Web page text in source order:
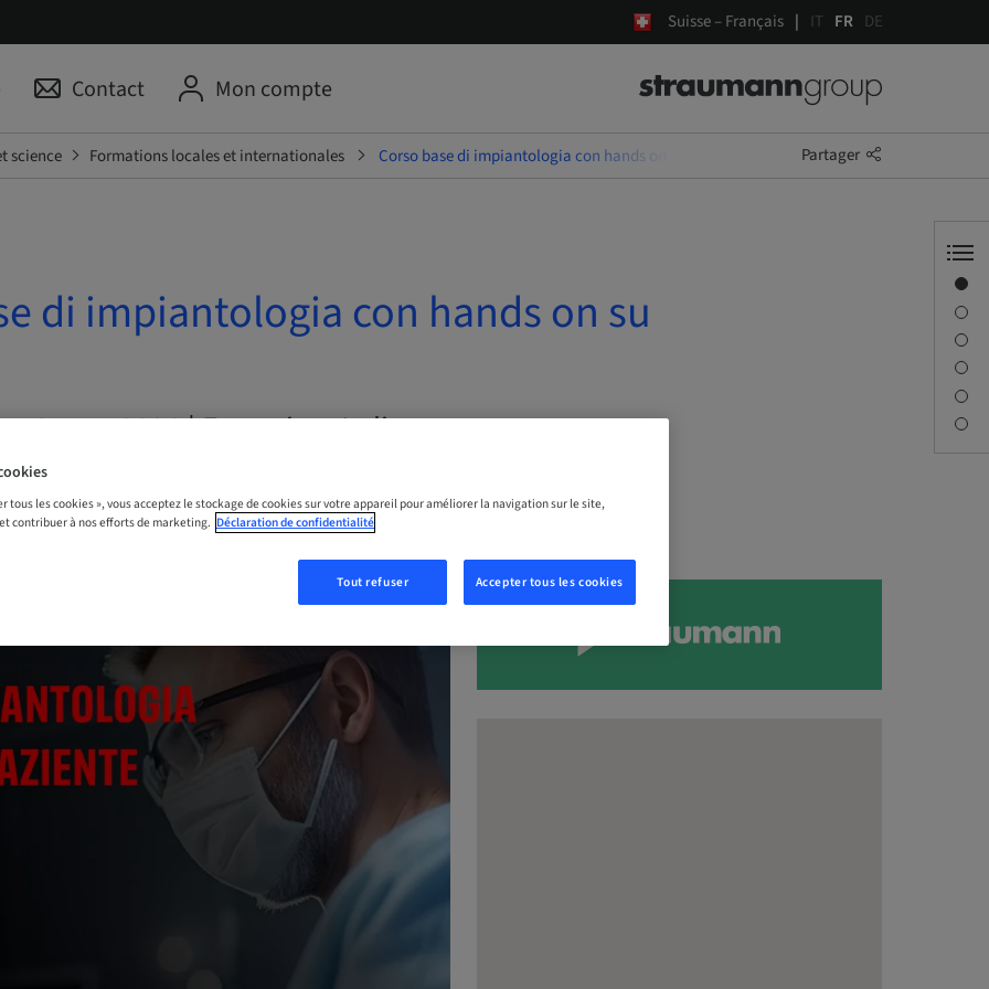
Suisse – Français IT FR DE
Contact Mon compte
science Formations locales et internationales Corso base di impiantologia con hands on su paziente Partager
di impiantologia con hands on su
10. oct. 2026 | Ferentino, Italie
MAINTENANT
tous les cookies », vous acceptez le stockage de cookies sur votre appareil pour améliorer la navigation sur le site,
contribuer à nos efforts de marketing. Déclaration de confidentialité
Tout refuser Accepter tous les cookies